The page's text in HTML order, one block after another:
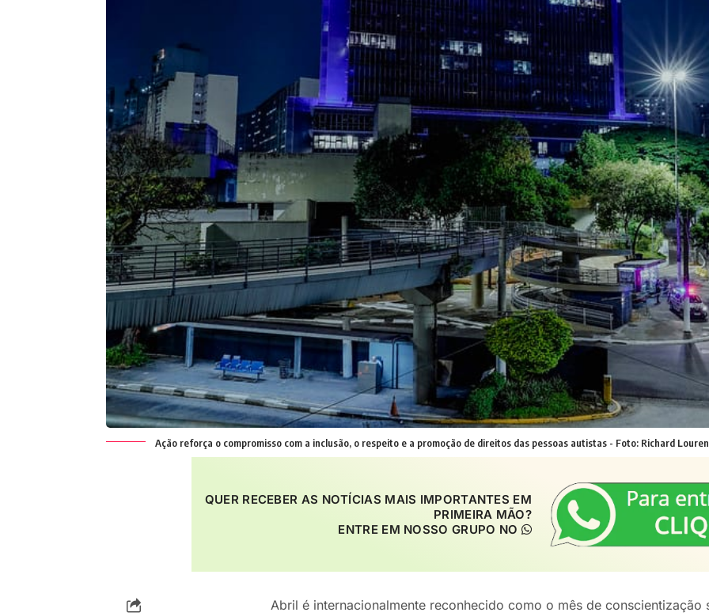
Ação reforça o compromisso com a inclusão, o respeito e a promoção de direitos das pessoas autistas - Foto: Richard
QUER RECEBER AS NOTÍCIAS MAIS IMPORTANTES EM
PRIMEIRA MÃO?
ENTRE EM NOSSO GRUPO NO
Abril é internacionalmente reconhecido como o mês de conscientização